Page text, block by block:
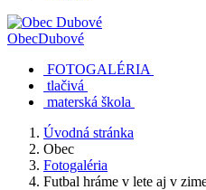
ObecDubové
FOTOGALÉRIA
tlačivá
materská škola
Úvodná stránka
Obec
Fotogaléria
Futbal hráme v lete aj v